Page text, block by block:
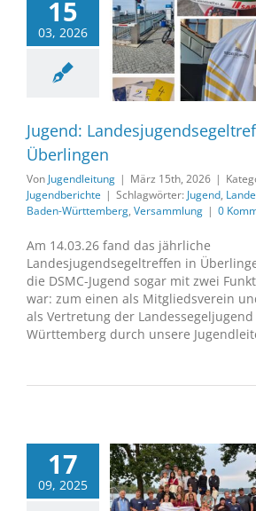
15
03, 2026
Jugend:
Jugend:
Überlingen
Von Jugendleitung | März 15th, 2026 |
Jugendberichte | Schlagwörter: Jugend,
Baden-Württemberg, Versammlung | 0
Am 14.03.26 fand das jährliche
Landesjugendsegeltreffen in
die DSMC-Jugend sogar mit zwei
war: zum einen als Mitgliedsverein
als Vertretung der Landessegeljugend
Württemberg durch unsere
17
09, 2025
2025